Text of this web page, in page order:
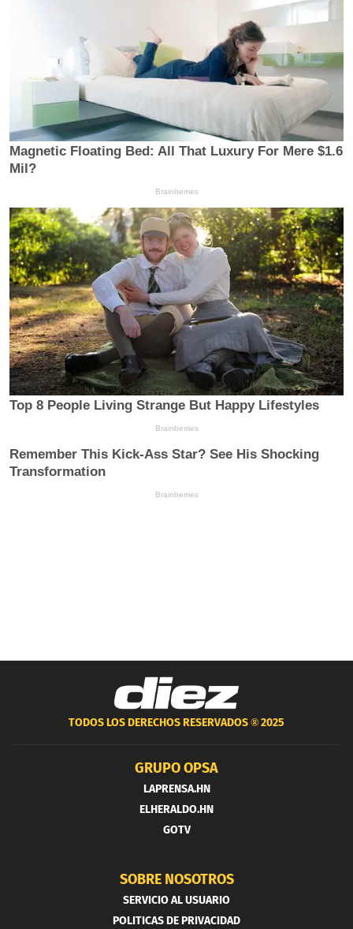
TODOS LOS DERECHOS RESERVADOS ®2025
GRUPO OPSA
LAPRENSA.HN
ELHERALDO.HN
GOTV
SOBRE NOSOTROS
SERVICIO AL USUARIO
POLITICAS DE PRIVACIDAD